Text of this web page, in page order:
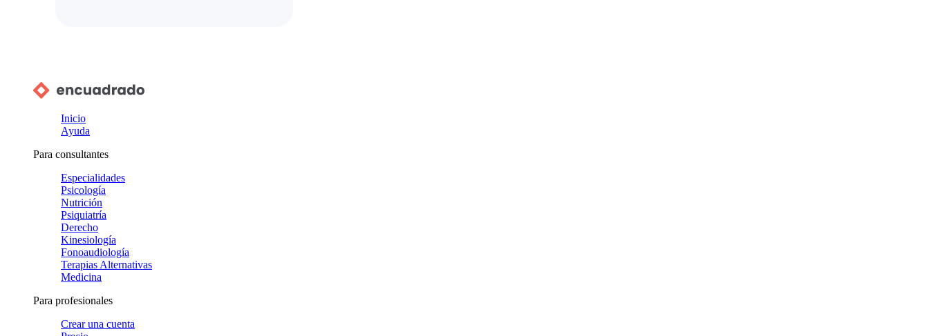
Inicio
Ayuda
Para consultantes
Especialidades
Psicología
Nutrición
Psiquiatría
Derecho
Kinesiología
Fonoaudiología
Terapias Alternativas
Medicina
Para profesionales
Crear una cuenta